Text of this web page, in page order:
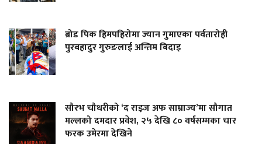
ब्रोड पिक हिमपहिरोमा ज्यान गुमाएका पर्वतारोही
पुरबहादुर गुरुङलाई अन्तिम बिदाइ
सौरभ चौधरीको ‘द राइज अफ साम्राज्य’मा सौगात
मल्लको दमदार प्रवेश, २५ देखि ८० वर्षसम्मका चार
फरक उमेरमा देखिने